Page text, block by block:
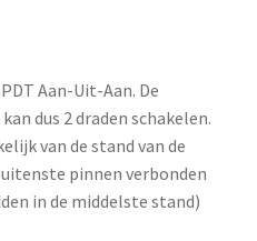
Aan-Uit-Aan. De
dus 2 draden schakelen.
van de stand van de
pinnen verbonden
in de middelste stand)